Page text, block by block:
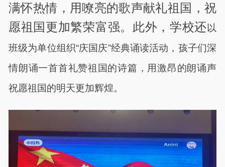
满怀热情，用嘹亮的歌声献礼祖国，祝
愿祖国更加繁荣富强。此外，学校还以
班级为单位组织“庆国庆”经典诵读活动，孩子们深
情朗诵一首首礼赞祖国的诗篇，用激昂的朗诵声
祝愿祖国的明天更加辉煌。